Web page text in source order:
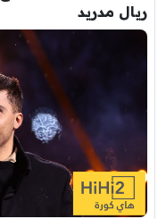
ريال مدريد